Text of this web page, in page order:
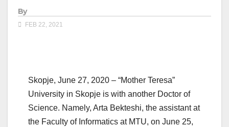
By
FEB 22, 2021
Skopje, June 27, 2020 – “Mother Teresa”
University in Skopje is with another Doctor of
Science. Namely, Arta Bekteshi, the assistant at
the Faculty of Informatics at MTU, on June 25,